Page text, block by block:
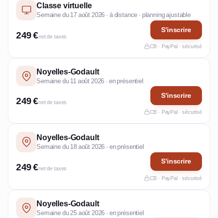
Classe virtuelle
Semaine du 17 août 2026 · à distance · planning ajustable
249 €net de taxes
S'inscrire
CB · PayPal · sécurisé
Noyelles-Godault
Semaine du 11 août 2026 · en présentiel
249 €net de taxes
S'inscrire
CB · PayPal · sécurisé
Noyelles-Godault
Semaine du 18 août 2026 · en présentiel
249 €net de taxes
S'inscrire
CB · PayPal · sécurisé
Noyelles-Godault
Semaine du 25 août 2026 · en présentiel